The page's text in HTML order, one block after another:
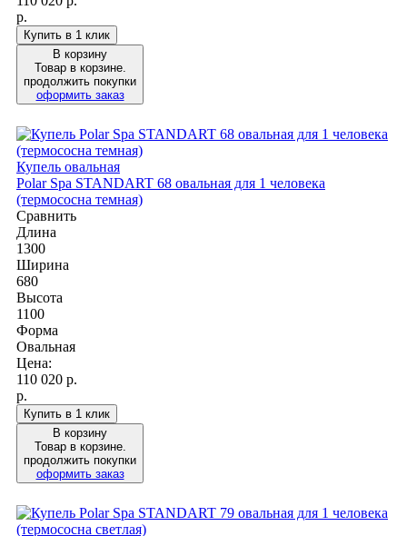
р.
Купить в 1 клик
В корзину
Товар в корзине.
продолжить покупки
оформить заказ
Купель овальная
Polar Spa STANDART 68 овальная для 1 человека
(термососна темная)
Сравнить
Длина
1300
Ширина
680
Высота
1100
Форма
Овальная
Цена:
110 020 р.
р.
Купить в 1 клик
В корзину
Товар в корзине.
продолжить покупки
оформить заказ